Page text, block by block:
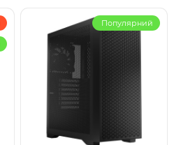
Популярний